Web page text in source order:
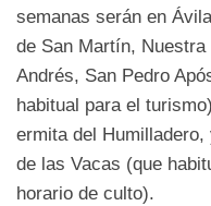
semanas serán en
de San Martín,
Andrés, San Pedro
habitual para el
ermita del
de las Vacas (que
horario de culto).